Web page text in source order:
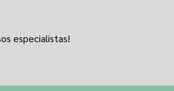
especialistas!